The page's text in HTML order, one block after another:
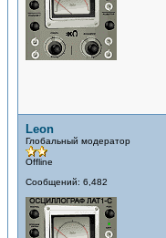
Leon
Глобальный модератор
Offline
Сообщений: 6,482